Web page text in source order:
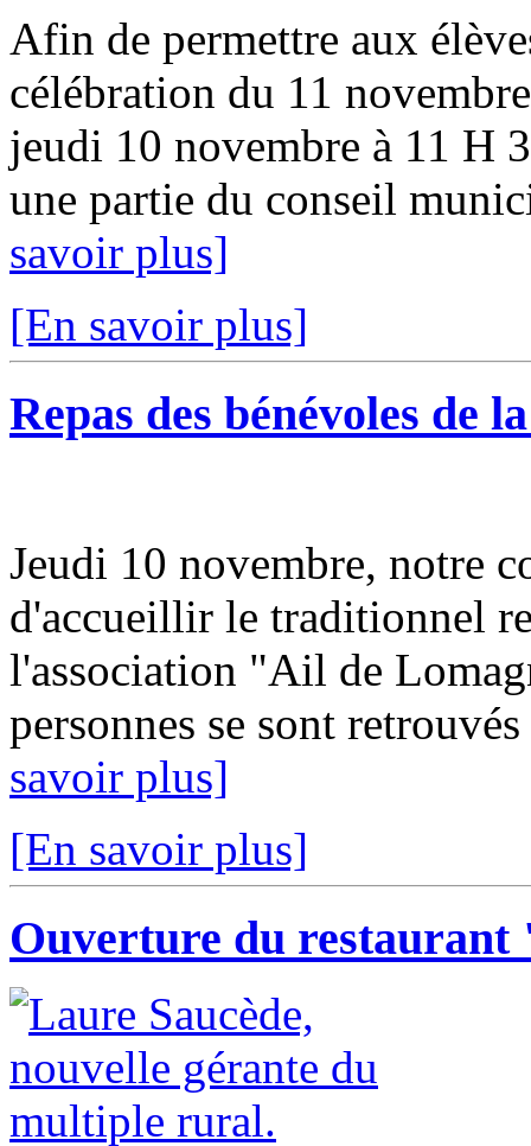
Afin de permettre aux
célébration du 11
jeudi 10 novembre à 11 H
une partie du conseil
savoir plus]
[En savoir plus]
Repas des bénévoles de
Jeudi 10 novembre, notre
d'accueillir le traditionnel
l'association "Ail de
personnes se sont
savoir plus]
[En savoir plus]
Ouverture du